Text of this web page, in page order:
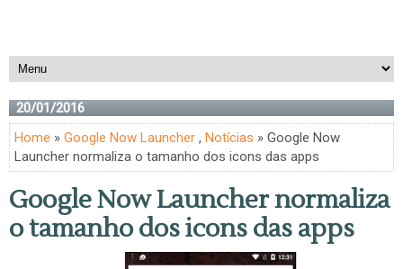
20/01/2016
Home » Google Now Launcher , Notícias » Google Now
Launcher normaliza o tamanho dos icons das apps
Google Now Launcher normaliza
o tamanho dos icons das apps